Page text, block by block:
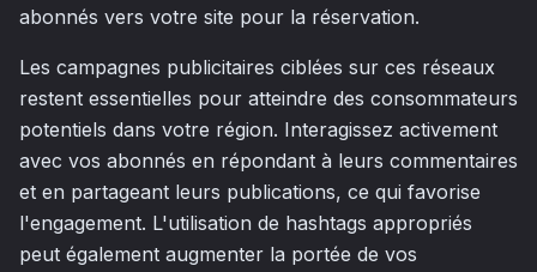
abonnés vers votre site pour la réservation.
Les campagnes publicitaires ciblées sur ces réseaux
restent essentielles pour atteindre des consommateurs
potentiels dans votre région. Interagissez activement
avec vos abonnés en répondant à leurs commentaires
et en partageant leurs publications, ce qui favorise
l'engagement. L'utilisation de hashtags appropriés
peut également augmenter la portée de vos